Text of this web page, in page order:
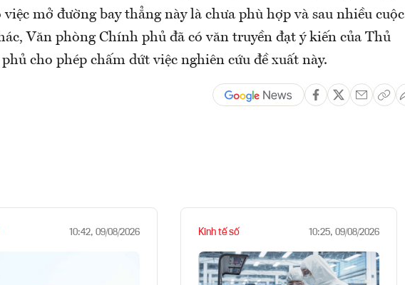
việc mở đường bay thẳng này là chưa phù hợp và sau nhiều cuộc
Văn phòng Chính phủ đã có văn truyền đạt ý kiến của Thủ
cho phép chấm dứt việc nghiên cứu đề xuất này.
10:42, 09/08/2026 Kinh tế số 10:25, 09/08/2026